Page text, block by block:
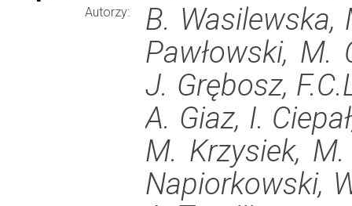
Autorzy:
B. Wasilewska,
Pawłowski, M.
J. Grębosz,
A. Giaz, I.
M. Krzysiek,
Napiorkowski,